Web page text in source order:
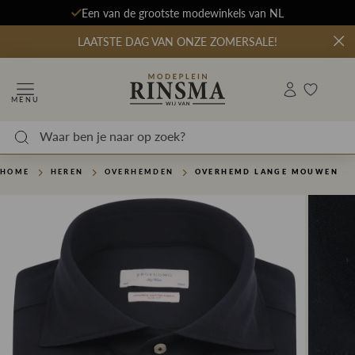
Een van de grootste modewinkels van NL
LAATSTE DAG VAN ONZE ZOMERSALE!
MENU
HOME HEREN OVERHEMDEN OVERHEMD LANGE MOUWEN